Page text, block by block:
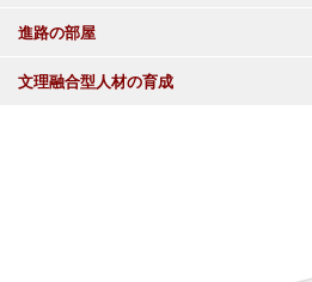
進路の部屋
文理融合型人材の育成